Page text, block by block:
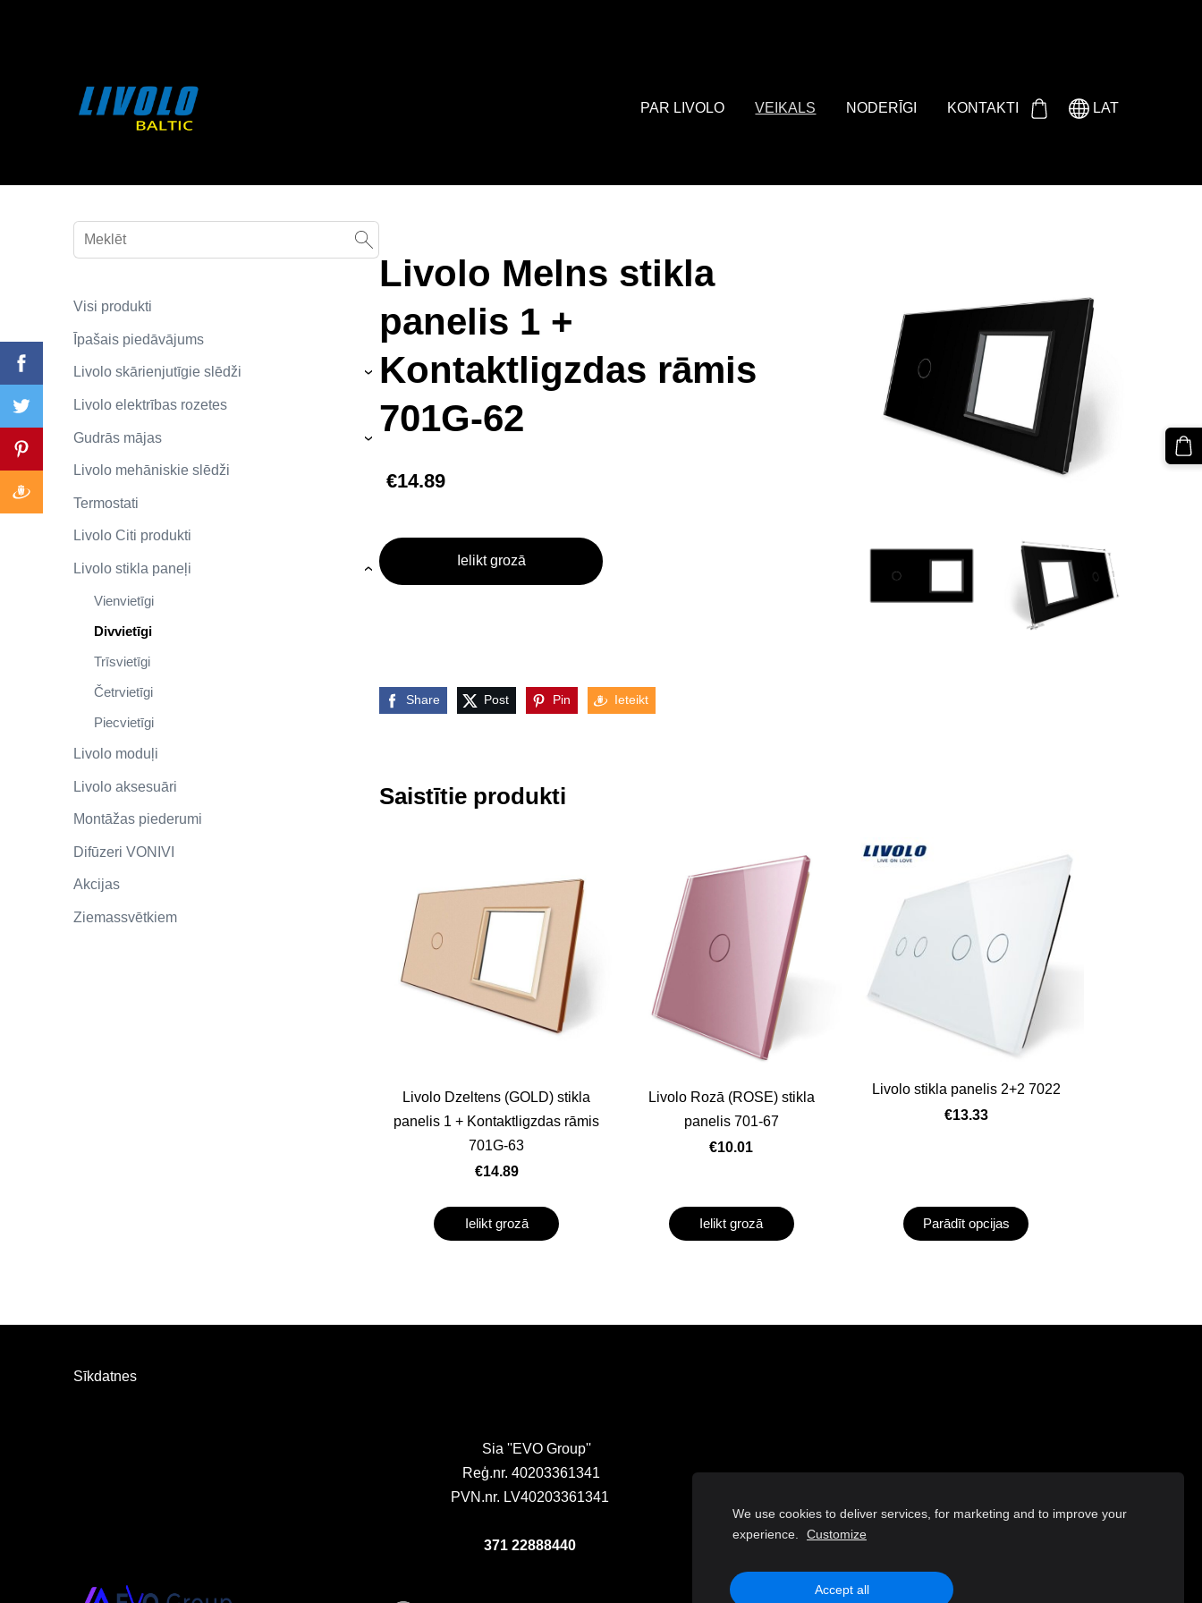
PAR LIVOLO VEIKALS NODERĪGI KONTAKTI LAT
Visi produkti
Īpašais piedāvājums
Livolo skārienjutīgie slēdži ›
Livolo elektrības rozetes
Gudrās mājas ›
Livolo mehāniskie slēdži
Termostati
Livolo Citi produkti
Livolo stikla paneļi
Vienvietīgi
Divvietīgi
Trīsvietīgi
Četrvietīgi
Piecvietīgi
›
Livolo moduļi
Livolo aksesuāri
Montāžas piederumi
Difūzeri VONIVI
Akcijas
Ziemassvētkiem
Livolo Melns stikla
panelis 1 +
Kontaktligzdas rāmis
701G-62
€14.89
Ielikt grozā
Share Post Pin Ieteikt
Saistītie produkti
Livolo Dzeltens (GOLD) stikla
panelis 1 + Kontaktligzdas rāmis
701G-63
€14.89
Ielikt grozā
Livolo Rozā (ROSE) stikla
panelis 701-67
€10.01
Ielikt grozā
Livolo stikla panelis 2+2 7022
€13.33
Parādīt opcijas
Sīkdatnes
Sia ''EVO Group''
Reģ.nr. 40203361341
PVN.nr. LV40203361341
371 22888440
We use cookies to deliver services, for marketing and to improve your
experience.
Customize
Accept all